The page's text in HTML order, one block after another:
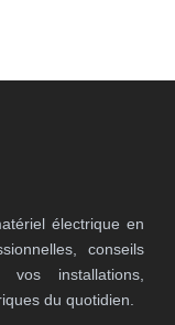
électrique en
conseils
installations,
du quotidien.